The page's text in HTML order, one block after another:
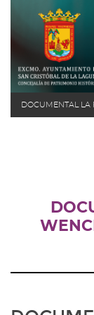
DOCUMENTAL LA